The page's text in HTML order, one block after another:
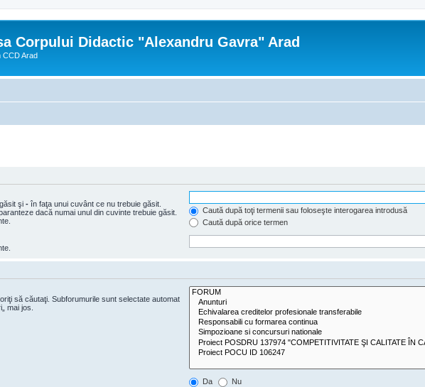
Corpului Didactic "Alexandru Gavra" Arad
CCD Arad
şi - în faţa unui cuvânt ce nu trebuie găsit.
dacă numai unul din cuvinte trebuie găsit.
Caută după toţi termenii sau foloseşte interogarea introdusă
Caută după orice termen
să căutaţi. Subforumurile sunt selectate automat
mai jos.
Da Nu